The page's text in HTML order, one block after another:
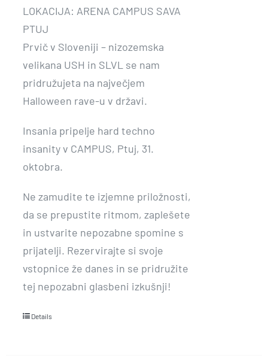
LOKACIJA: ARENA CAMPUS SAVA
PTUJ
Prvič v Sloveniji – nizozemska
velikana USH in SLVL se nam
pridružujeta na največjem
Halloween rave-u v državi.
Insania pripelje hard techno
insanity v CAMPUS, Ptuj, 31.
oktobra.
Ne zamudite te izjemne priložnosti,
da se prepustite ritmom, zaplešete
in ustvarite nepozabne spomine s
prijatelji. Rezervirajte si svoje
vstopnice že danes in se pridružite
tej nepozabni glasbeni izkušnji!
Details